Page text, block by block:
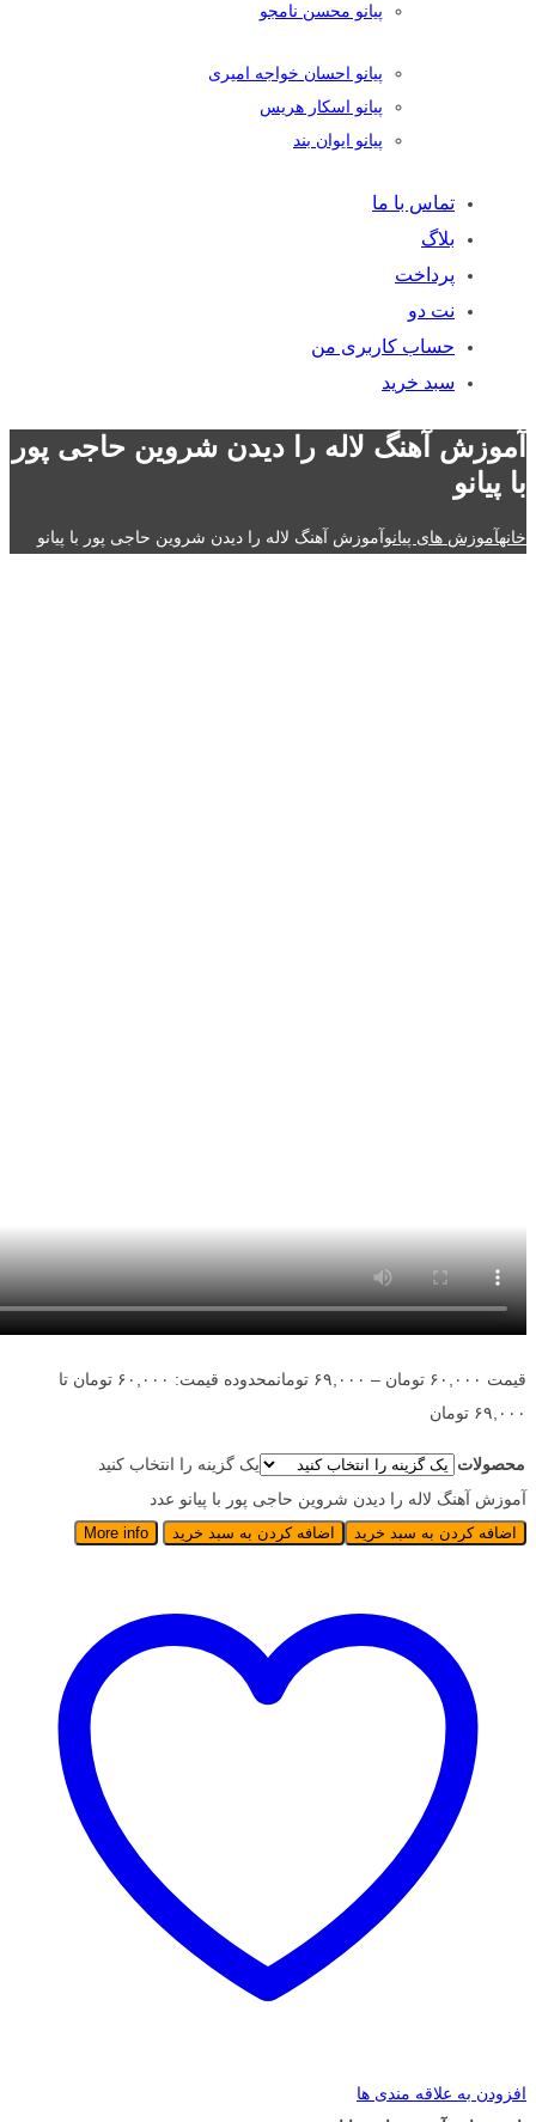
پیانو محسن نامجو
پیانو احسان خواجه امیری
پیانو اسکار هریس
پیانو ایوان بند
تماس با ما
بلاگ
پرداخت
نت دو
حساب کاربری من
سبد خرید
آموزش آهنگ لاله را دیدن شروین حاجی پور
با پیانو
خانهآموزش های پیانوآموزش آهنگ لاله را دیدن شروین حاجی پور با پیانو
قیمت ۶۰,۰۰۰ تومان – ۶۹,۰۰۰ تومان
محدوده قیمت: ۶۰,۰۰۰ تومان تا
۶۹,۰۰۰ تومان
محصولات
یک گزینه را انتخاب کنید
آموزش آهنگ لاله را دیدن شروین حاجی پور با پیانو عدد
اضافه کردن به سبد خرید اضافه کردن به سبد خرید More info
افزودن به علاقه مندی ها